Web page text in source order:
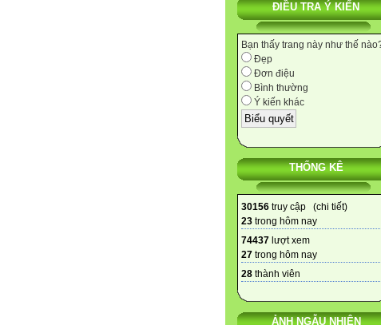
ĐIỀU TRA Ý KIẾN
Bạn thấy trang này như thế
Đẹp
Đơn điệu
Bình thường
Ý kiến khác
THỐNG KÊ
30156 truy cập (chi tiết)
23 trong hôm nay
74437 lượt xem
27 trong hôm nay
28 thành viên
ẢNH NGẪU NHIÊN